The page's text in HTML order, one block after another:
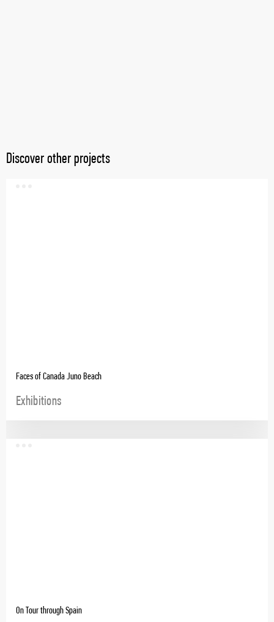
Discover other projects
Faces of Canada Juno Beach
Exhibitions
On Tour through Spain